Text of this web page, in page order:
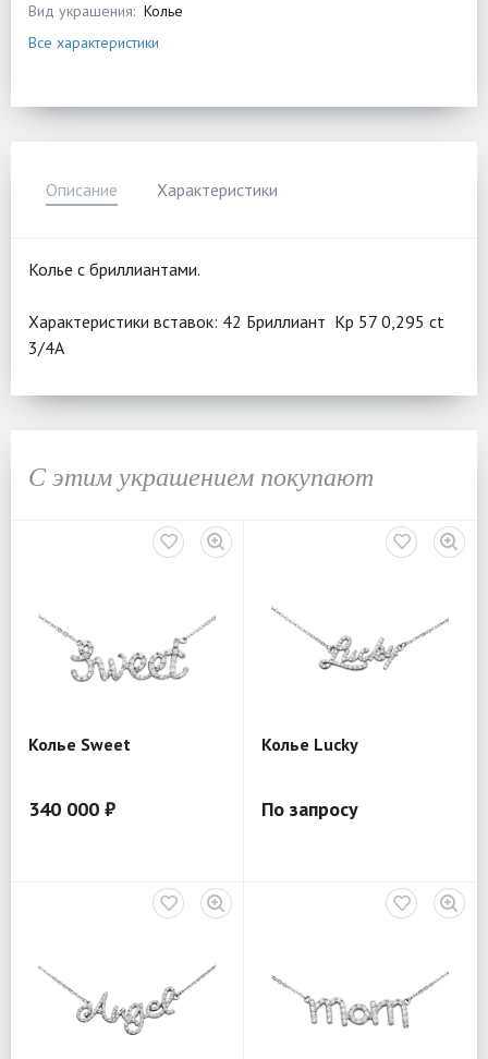
Вид украшения: Колье
Все характеристики
Описание Характеристики
Колье с бриллиантами.
Характеристики вставок: 42 Бриллиант Кр 57 0,295 ct
3/4А
С этим украшением покупают
Колье Sweet
340 000 ₽
Колье Lucky
По запросу